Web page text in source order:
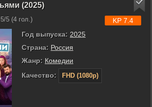
(2025)
5 (4 гол.)
Год выпуска: 2025
Страна: Россия
Жанр: Комедии
Качество:
FHD (1080p)
KP 7.4